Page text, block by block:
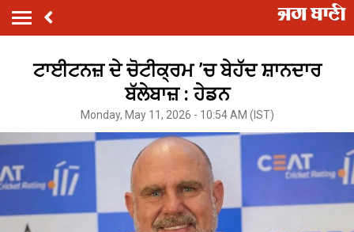
ਟਾਈਟਨਜ਼ ਦੇ ਚੋਟੀਕ੍ਰਮ ’ਚ ਬੇਹੱਦ ਸ਼ਾਨਦਾਰ
ਬੱਲੇਬਾਜ਼ : ਹੇਡਨ
Monday, May 11, 2026 - 10:54 AM (IST)